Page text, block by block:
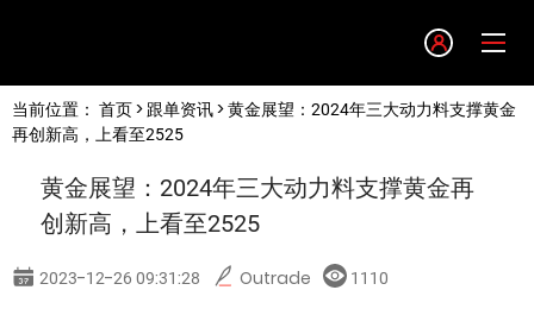
English
简体中文
当前位置： 首页> 跟单资讯> 黄金展望：2024年三大动力料支撑黄金
再创新高，上看至2525
黄金展望：2024年三大动力料支撑黄金再
创新高，上看至2525
2023-12-26 09:31:28 Outrade 1110